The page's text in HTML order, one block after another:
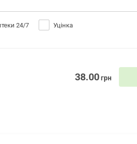
24/7 Уцінка
38.00грн